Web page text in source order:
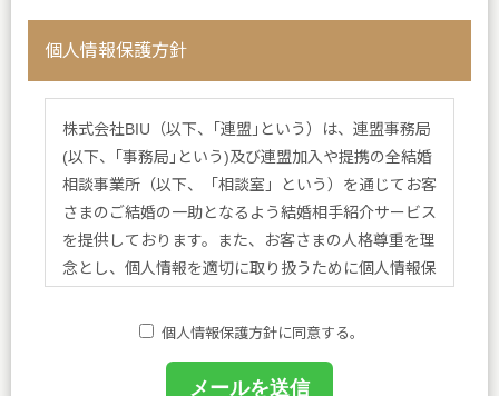
個人情報保護方針
株式会社BIU（以下、｢連盟｣という）は、連盟事務局
(以下、｢事務局｣という)及び連盟加入や提携の全結婚
相談事業所（以下、「相談室」という）を通じてお客
さまのご結婚の一助となるよう結婚相手紹介サービス
を提供しております。また、お客さまの人格尊重を理
念とし、個人情報を適切に取り扱うために個人情報保
する法令その他規範を遵守し、皆さまに安心と喜びを
個人情報保護方針に同意する。